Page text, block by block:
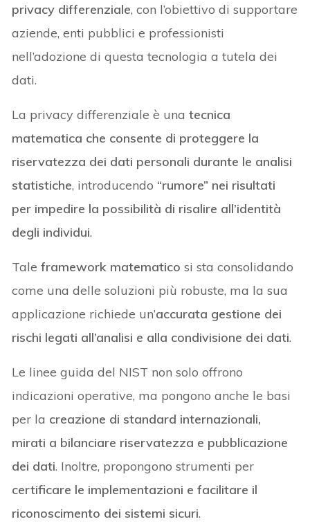
privacy differenziale, con l’obiettivo di supportare
aziende, enti pubblici e professionisti
nell’adozione di questa tecnologia a tutela dei
dati.
La privacy differenziale è unatecnica
matematica che consente di proteggere la
riservatezza dei dati personali durante le analisi
statistiche, introducendo “rumore” nei risultati
per impedire la possibilità di risalire all’identità
degli individui.
Taleframework matematico si sta consolidando
come una delle soluzioni più robuste, ma la sua
applicazione richiede un’accurata gestione dei
rischi legati all’analisi e alla condivisione dei dati.
Le linee guida del NIST non solo offrono
indicazioni operative, ma pongono anche le basi
per la creazione di standard internazionali,
mirati a bilanciare riservatezza e pubblicazione
dei dati. Inoltre, propongono strumenti per
certificare le implementazioni e facilitare il
riconoscimento dei sistemi sicuri.